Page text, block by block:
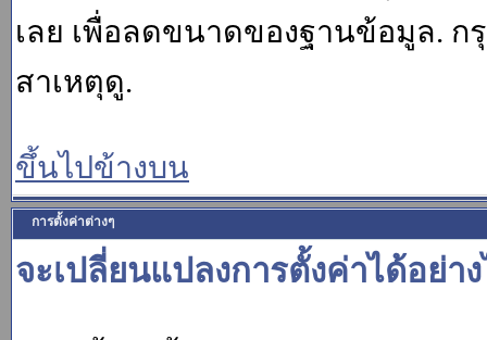
เลย เพื่อลดขนาดของฐานข้อมูล.
สาเหตุดู.
ขึ้นไปข้างบน
การตั้งค่าต่างๆ
จะเปลี่ยนแปลงการตั้งค่าได้อย่าง